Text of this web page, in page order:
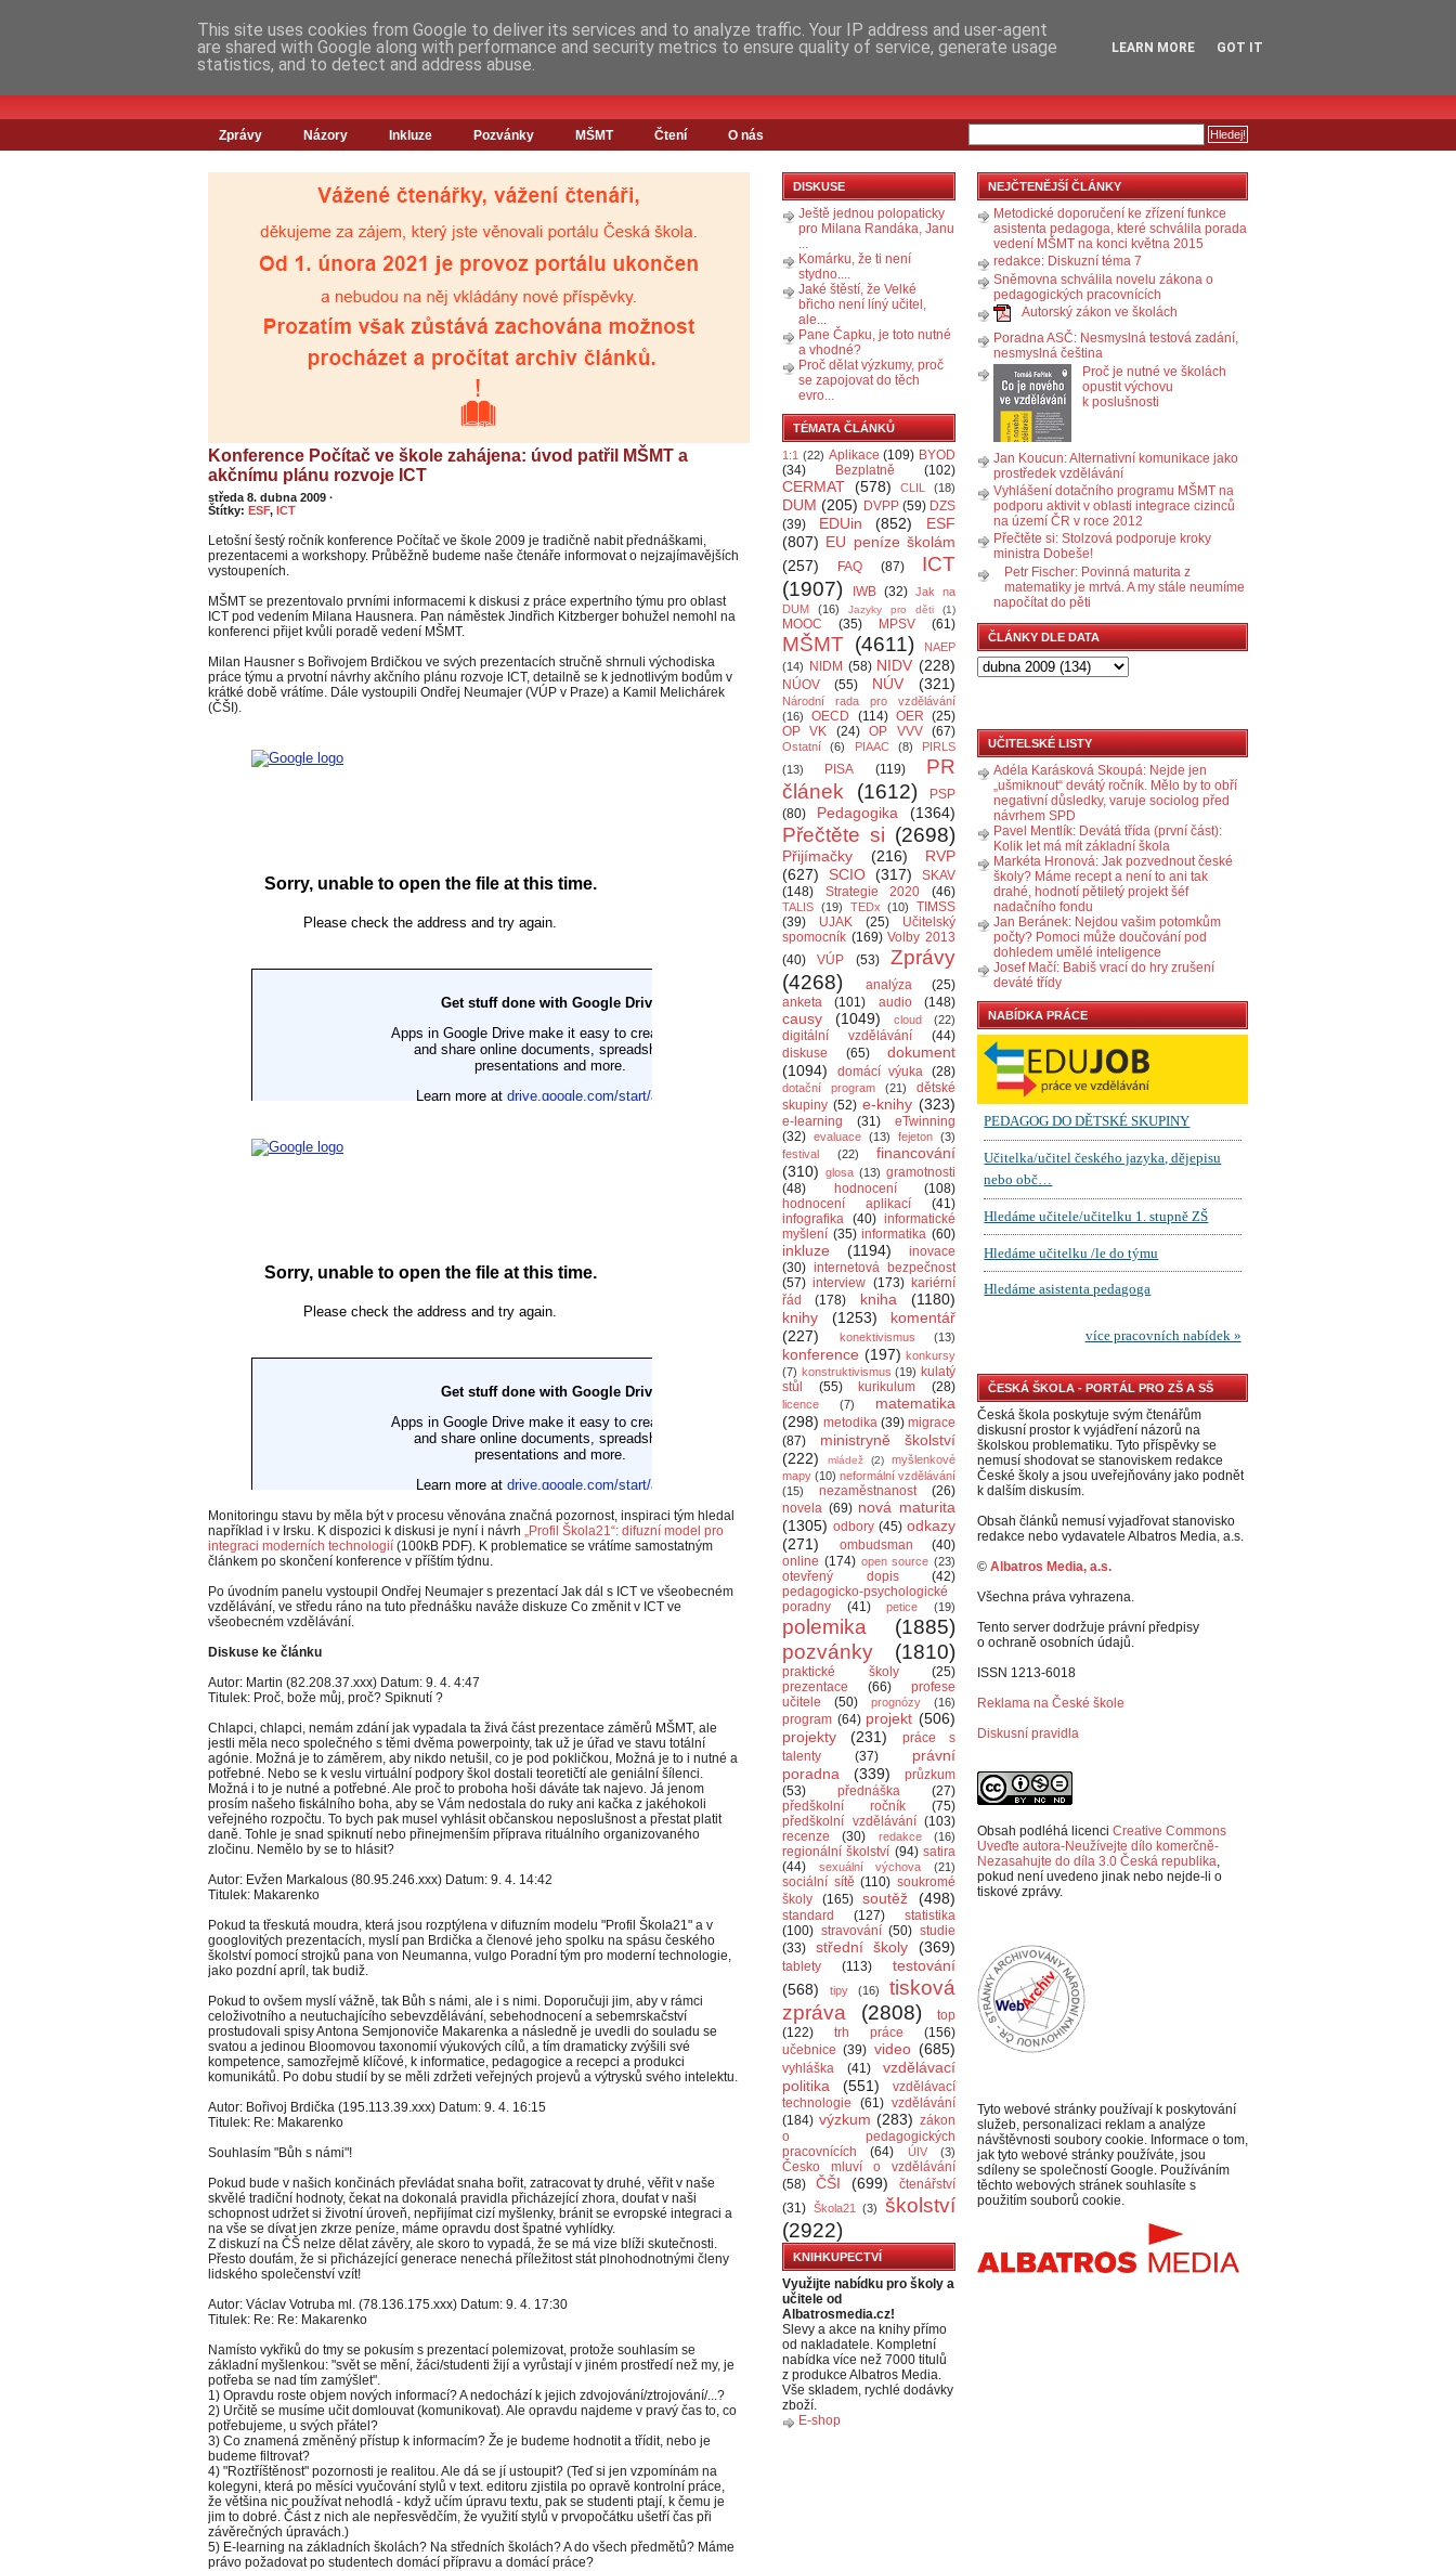
Zprávy Názory Inkluze Pozvánky MŠMT Čtení O nás
Konference Počítač ve škole zahájena: úvod patřil MŠMT a
akčnímu plánu rozvoje ICT
středa 8. dubna 2009 ·
Štítky: ESF, ICT
Letošní šestý ročník konference Počítač ve škole 2009 je tradičně nabit přednáškami,
prezentacemi a workshopy. Průběžně budeme naše čtenáře informovat o nejzajímavějších
vystoupeních.
MŠMT se prezentovalo prvními informacemi k diskusi z práce expertního týmu pro oblast
ICT pod vedením Milana Hausnera. Pan náměstek Jindřich Kitzberger bohužel nemohl na
konferenci přijet kvůli poradě vedení MŠMT.
Milan Hausner s Bořivojem Brdičkou ve svých prezentacích stručně shrnuli východiska
práce týmu a prvotní návrhy akčního plánu rozvoje ICT, detailně se k jednotlivým bodům v
krátké době vrátíme. Dále vystoupili Ondřej Neumajer (VÚP v Praze) a Kamil Melichárek
(ČŠI).
Monitoringu stavu by měla být v procesu věnována značná pozornost, inspiraci tým hledal
například i v Irsku. K dispozici k diskusi je nyní i návrh „Profil Škola21“: difuzní model pro
integraci moderních technologií (100kB PDF). K problematice se vrátíme samostatným
článkem po skončení konference v příštím týdnu.
Po úvodním panelu vystoupil Ondřej Neumajer s prezentací Jak dál s ICT ve všeobecném
vzdělávání, ve středu ráno na tuto přednášku naváže diskuze Co změnit v ICT ve
všeobecném vzdělávání.
Diskuse ke článku
Autor: Martin (82.208.37.xxx) Datum: 9. 4. 4:47
Titulek: Proč, bože můj, proč? Spiknutí ?
Chlapci, chlapci, nemám zdání jak vypadala ta živá část prezentace záměrů MŠMT, ale
jestli měla neco společného s těmi dvěma powerpointy, tak už je úřad ve stavu totální
agónie. Možná je to záměrem, aby nikdo netušil, co je pod pokličkou, Možná je to i nutné a
potřebné. Nebo se k veslu virtuální podpory škol dostali teoretičtí ale geniální šílenci.
Možná i to je nutné a potřebné. Ale proč to proboha hoši dáváte tak najevo. Já jenom
prosím našeho fiskálního boha, aby se Vám nedostala do ruky ani kačka z jakéhokoli
veřejného rozpočtu. To bych pak musel vyhlásit občanskou neposlušnost a přestat platit
daně. Tohle je snad spiknutí nebo přinejmenším příprava rituálního organizovaného
zločinu. Nemělo by se to hlásit?
Autor: Evžen Markalous (80.95.246.xxx) Datum: 9. 4. 14:42
Titulek: Makarenko
Pokud ta třeskutá moudra, která jsou rozptýlena v difuzním modelu "Profil Škola21" a v
googlovitých prezentacích, myslí pan Brdička a členové jeho spolku na spásu českého
školství pomocí strojků pana von Neumanna, vulgo Poradní tým pro moderní technologie,
jako pozdní apríl, tak budiž.
Pokud to ovšem myslí vážně, tak Bůh s námi, ale i s nimi. Doporučuji jim, aby v rámci
celoživotního a neutuchajícího sebevzdělávání, sebehodnocení a sebemrskačství
prostudovali spisy Antona Semjonoviče Makarenka a následně je uvedli do souladu se
svatou a jedinou Bloomovou taxonomií výukových cílů, a tím dramaticky zvýšili své
kompetence, samozřejmě klíčové, k informatice, pedagogice a recepci a produkci
komunikátů. Po dobu studií by se měli zdržeti veřejných projevů a výtrysků svého intelektu.
Autor: Bořivoj Brdička (195.113.39.xxx) Datum: 9. 4. 16:15
Titulek: Re: Makarenko
Souhlasím "Bůh s námi"!
Pokud bude v našich končinách převládat snaha bořit, zatracovat ty druhé, věřit v naše
skvělé tradiční hodnoty, čekat na dokonalá pravidla přicházející zhora, doufat v naši
schopnost udržet si životní úroveň, nepřijímat cizí myšlenky, bránit se evropské integraci a
na vše se dívat jen zkrze peníze, máme opravdu dost špatné vyhlídky.
Z diskuzí na ČŠ nelze dělat závěry, ale skoro to vypadá, že se má vize blíži skutečnosti.
Přesto doufám, že si přicházející generace nenechá příležitost stát plnohodnotnými členy
lidského společenství vzít!
Autor: Václav Votruba ml. (78.136.175.xxx) Datum: 9. 4. 17:30
Titulek: Re: Re: Makarenko
Namísto vykřiků do tmy se pokusím s prezentací polemizovat, protože souhlasím se
základní myšlenkou: "svět se mění, žáci/studenti žijí a vyrůstají v jiném prostředí než my, je
potřeba se nad tím zamýšlet".
1) Opravdu roste objem nových informací? A nedochází k jejich zdvojování/ztrojování/...?
2) Určitě se musíme učit domlouvat (komunikovat). Ale opravdu najdeme v pravý čas to, co
potřebujeme, u svých přátel?
3) Co znamená změněný přístup k informacím? Že je budeme hodnotit a třídit, nebo je
budeme filtrovat?
4) "Roztříštěnost" pozornosti je realitou. Ale dá se jí ustoupit? (Teď si jen vzpomínám na
kolegyni, která po měsíci vyučování stylů v text. editoru zjistila po opravě kontrolní práce,
že většina nic používat nehodlá - když učím úpravu textu, pak se studenti ptají, k čemu je
jim to dobré. Část z nich ale nepřesvědčím, že využití stylů v prvopočátku ušetří čas při
závěrečných úpravách.)
5) E-learning na základních školách? Na středních školách? A do všech předmětů? Máme
právo požadovat po studentech domácí přípravu a domácí práce?
DISKUSE
Ještě jednou polopaticky
pro Milana Randáka, Janu
...
Komárku, že ti není
stydno....
Jaké štěstí, že Velké
břicho není líný učitel,
ale...
Pane Čapku, je toto nutné
a vhodné?
Proč dělat výzkumy, proč
se zapojovat do těch
evro...
TÉMATA ČLÁNKŮ
1:1 (22) Aplikace (109) BYOD
(34)
Bezplatně (102)
CERMAT (578) CLIL (18)
DUM (205) DVPP (59) DZS
(39)
EDUin (852)
ESF
(807) EU peníze školám
(257)
FAQ (87)
ICT
(1907)
IWB (32) Jak na
DUM
(16) Jazyky pro děti (1)
MOOC (35) MPSV (61)
MŠMT (4611)
NAEP
(14)
NIDM (58) NIDV (228)
NÚOV (55) NÚV (321)
Národní rada pro vzdělávání
(16)
OECD (114) OER (25)
OP VK
(24) OP VVV (67)
Ostatní (6) PIAAC (8)
PIRLS
(13)
PISA (119)
PR
článek
(1612)
PSP
(80)
Pedagogika (1364)
Přečtěte si (2698)
Přijímačky (216)
RVP
(627)
SCIO (317)
SKAV
(148)
Strategie 2020 (46)
TALIS (19) TEDx (10)
TIMSS
(39)
UJAK (25)
Učitelský
spomocník (169) Volby 2013
(40)
VÚP (53)
Zprávy
(4268)
analýza
(25)
anketa
(101) audio (148)
causy (1049) cloud (22)
digitální vzdělávání
(44)
diskuse
(65)
dokument
(1094)
domácí výuka (28)
dotační program (21)
dětské
skupiny (52) e-knihy (323)
e-learning (31)
eTwinning
(32) evaluace (13) fejeton (3)
festival
(22)
financování
(310) glosa (13) gramotnosti
(48)
hodnocení
(108)
hodnocení aplikací
(41)
infografika (40) informatické
myšlení (35) informatika (60)
inkluze (1194)
inovace
(30) internetová bezpečnost
(57) interview (173) kariérní
řád
(178) kniha
(1180)
knihy
(1253)
komentář
(227)
konektivismus (13)
konference (197) konkursy
(7) konstruktivismus (19) kulatý
stůl
(55) kurikulum (28)
licence (7)
matematika
(298) metodika (39) migrace
(87)
ministryně školství
(222)
mládež (2)
myšlenkové
mapy (10) neformální vzdělávání
(15)
nezaměstnanost
(26)
novela (69) nová maturita
(1305) odbory (45) odkazy
(271)
ombudsman
(40)
online (174) open source (23)
otevřený dopis
(42)
pedagogicko-psychologické
poradny
(41) petice (19)
polemika
(1885)
pozvánky
(1810)
praktické školy
(25)
prezentace
(66)
profese
učitele
(50) prognózy (16)
program (64) projekt (506)
projekty
(231)
práce s
talenty
(37)
právní
poradna
(339)
průzkum
(53)
přednáška
(27)
předškolní ročník
(75)
předškolní vzdělávání (103)
recenze
(30) redakce (16)
regionální školství (94) satira
(44)
sexuální výchova (21)
sociální sítě (110) soukromé
školy
(165) soutěž (498)
standard (127)
statistika
(100) stravování (50) studie
(33)
střední školy (369)
tablety (113)
testování
(568)
tipy (16)
tisková
zpráva
(2808)
top
(122)
trh práce
(156)
učebnice (39) video (685)
vyhláška (41)
vzdělávací
politika
(551)
vzdělávací
technologie
(61) vzdělávání
(184) výzkum (283) zákon
o pedagogických
pracovnících
(64) ÚIV (3)
Česko mluví o vzdělávání
(58)
ČŠI (699)
čtenářství
(31) Škola21 (3)
školství
(2922)
KNIHKUPECTVÍ
Využijte nabídku pro školy a
učitele od
Albatrosmedia.cz!
Slevy a akce na knihy přímo
od nakladatele. Kompletní
nabídka více než 7000 titulů
z produkce Albatros Media.
Vše skladem, rychlé dodávky
zboží.
E-shop
NEJČTENĚJŠÍ ČLÁNKY
Metodické doporučení ke zřízení funkce
asistenta pedagoga, které schválila porada
vedení MŠMT na konci května 2015
redakce: Diskuzní téma 7
Sněmovna schválila novelu zákona o
pedagogických pracovnících
Autorský zákon ve školách
Poradna ASČ: Nesmyslná testová zadání,
nesmyslná čeština
Proč je nutné ve školách
opustit výchovu
k poslušnosti
Jan Koucun: Alternativní komunikace jako
prostředek vzdělávání
Vyhlášení dotačního programu MŠMT na
podporu aktivit v oblasti integrace cizinců
na území ČR v roce 2012
Přečtěte si: Stolzová podporuje kroky
ministra Dobeše!
Petr Fischer: Povinná maturita z
matematiky je mrtvá. A my stále neumíme
napočítat do pěti
ČLÁNKY DLE DATA
UČITELSKÉ LISTY
Adéla Karásková Skoupá: Nejde jen
„ušmiknout“ devátý ročník. Mělo by to obří
negativní důsledky, varuje sociolog před
návrhem SPD
Pavel Mentlík: Devátá třída (první část):
Kolik let má mít základní škola
Markéta Hronová: Jak pozvednout české
školy? Máme recept a není to ani tak
drahé, hodnotí pětiletý projekt šéf
nadačního fondu
Jan Beránek: Nejdou vašim potomkům
počty? Pomoci může doučování pod
dohledem umělé inteligence
Josef Mačí: Babiš vrací do hry zrušení
deváté třídy
NABÍDKA PRÁCE
ČESKÁ ŠKOLA - PORTÁL PRO ZŠ A SŠ
Česká škola poskytuje svým čtenářům
diskusní prostor k vyjádření názorů na
školskou problematiku. Tyto příspěvky se
nemusí shodovat se stanoviskem redakce
České školy a jsou uveřejňovány jako podnět
k dalším diskusím.
Obsah článků nemusí vyjadřovat stanovisko
redakce nebo vydavatele Albatros Media, a.s.
© Albatros Media, a.s.
Všechna práva vyhrazena.
Tento server dodržuje právní předpisy
o ochraně osobních údajů.
ISSN 1213-6018
Reklama na České škole
Diskusní pravidla
Obsah podléhá licenci Creative Commons
Uveďte autora-Neužívejte dílo komerčně-
Nezasahujte do díla 3.0 Česká republika,
pokud není uvedeno jinak nebo nejde-li o
tiskové zprávy.
Tyto webové stránky používají k poskytování
služeb, personalizaci reklam a analýze
návštěvnosti soubory cookie. Informace o tom,
jak tyto webové stránky používáte, jsou
sdíleny se společností Google. Používáním
těchto webových stránek souhlasíte s
použitím souborů cookie.
This site uses cookies from Google to deliver its services and to analyze traffic. Your IP address and user-agent
are shared with Google along with performance and security metrics to ensure quality of service, generate usage
statistics, and to detect and address abuse.
LEARN MORE GOT IT